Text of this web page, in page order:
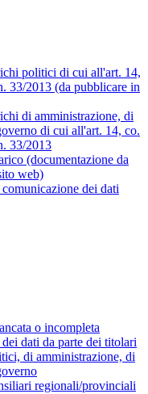
politici di cui all'art. 14,
33/2013 (da pubblicare in
di amministrazione, di
di cui all'art. 14, co.
33/2013
(documentazione da
web)
dei dati
o incompleta
dati da parte dei titolari
di amministrazione, di
regionali/provinciali